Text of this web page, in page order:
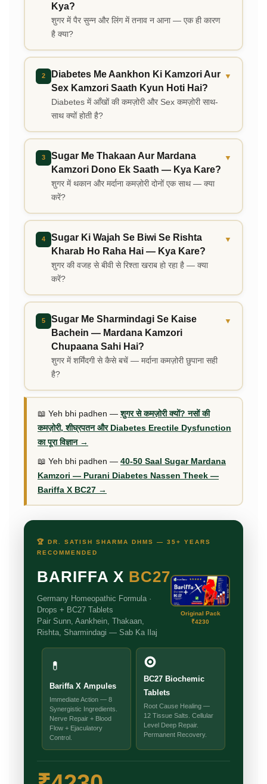
Kya?
शुगर में पैर सुन्न और लिंग में तनाव न आना — एक ही कारण
है क्या?
2
Diabetes Me Aankhon Ki Kamzori Aur
Sex Kamzori Saath Kyun Hoti Hai?
Diabetes में आँखों की कमज़ोरी और Sex कमज़ोरी साथ-
साथ क्यों होती है?
▼
3
Sugar Me Thakaan Aur Mardana
Kamzori Dono Ek Saath — Kya Kare?
शुगर में थकान और मर्दाना कमज़ोरी दोनों एक साथ — क्या
करें?
▼
4
Sugar Ki Wajah Se Biwi Se Rishta
Kharab Ho Raha Hai — Kya Kare?
शुगर की वजह से बीवी से रिश्ता खराब हो रहा है — क्या
करें?
▼
5
Sugar Me Sharmindagi Se Kaise
Bachein — Mardana Kamzori
Chupaana Sahi Hai?
शुगर में शर्मिंदगी से कैसे बचें — मर्दाना कमज़ोरी छुपाना सही
है?
▼
📖 Yeh bhi padhen —शुगर से कमज़ोरी क्यों? नसों की
कमज़ोरी, शीघ्रपतन और Diabetes Erectile Dysfunction
का पूरा विज्ञान →
📖 Yeh bhi padhen — 40-50 Saal Sugar Mardana
Kamzori — Purani Diabetes Nassen Theek —
Bariffa X BC27 →
🏆 DR. SATISH SHARMA DHMS — 35+ YEARS
RECOMMENDED
BARIFFA X BC27
Germany Homeopathic Formula ·
Drops + BC27 Tablets
Pair Sunn, Aankhein, Thakaan,
Rishta, Sharmindagi — Sab Ka Ilaj
Original Pack
₹4230
💊
Bariffa X Ampules
Immediate Action — 8
Synergistic Ingredients.
Nerve Repair + Blood
Flow + Ejaculatory
Control.
BC27 Biochemic
Tablets
Root Cause Healing —
12 Tissue Salts. Cellular
Level Deep Repair.
Permanent Recovery.